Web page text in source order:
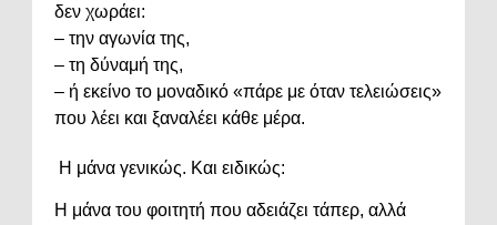
δεν χωράει:
– την αγωνία της,
– τη δύναμή της,
– ή εκείνο το μοναδικό «πάρε με όταν τελειώσεις»
που λέει και ξαναλέει κάθε μέρα.
Η μάνα γενικώς. Και ειδικώς:
Η μάνα του φοιτητή που αδειάζει τάπερ, αλλά